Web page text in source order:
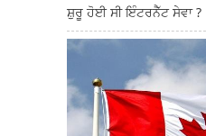
ਸ਼ੁਰੂ ਹੋਈ ਸੀ ਇੰਟਰਨੈੱਟ ਸੇਵਾ ?